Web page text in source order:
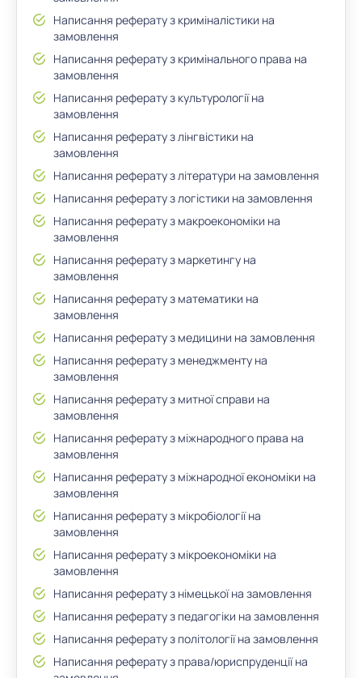
Написання реферату з криміналістики на
замовлення
Написання реферату з кримінального права на
замовлення
Написання реферату з культурології на
замовлення
Написання реферату з лінгвістики на
замовлення
Написання реферату з літератури на замовлення
Написання реферату з логістики на замовлення
Написання реферату з макроекономіки на
замовлення
Написання реферату з маркетингу на
замовлення
Написання реферату з математики на
замовлення
Написання реферату з медицини на замовлення
Написання реферату з менеджменту на
замовлення
Написання реферату з митної справи на
замовлення
Написання реферату з міжнародного права на
замовлення
Написання реферату з міжнародної економіки на
замовлення
Написання реферату з мікробіології на
замовлення
Написання реферату з мікроекономіки на
замовлення
Написання реферату з німецької на замовлення
Написання реферату з педагогіки на замовлення
Написання реферату з політології на замовлення
Написання реферату з права/юриспруденції на